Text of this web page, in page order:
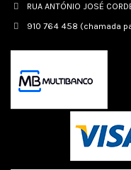
RUA ANTÓNIO JOSÉ
910 764 458 (chamada